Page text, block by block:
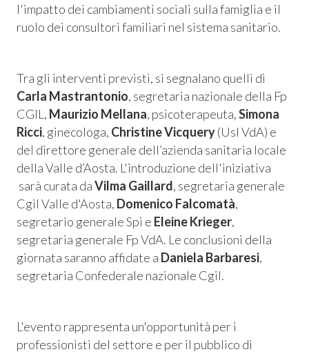
l'impatto dei cambiamenti sociali sulla famiglia e il
ruolo dei consultori familiari nel sistema sanitario.
Tra gli interventi previsti, si segnalano quelli di
Carla Mastrantonio, segretaria nazionale della Fp
CGIL, Maurizio Mellana, psicoterapeuta,Simona
Ricci, ginecologa, Christine Vicquery(Usl VdA) e
del direttore generale dell’azienda sanitaria locale
della Valle d’Aosta. L'introduzione dell'iniziativa
sarà curata daVilma Gaillard, segretaria generale
Cgil Valle d'Aosta, Domenico Falcomatà,
segretario generale Spi e Eleine Krieger,
segretaria generale Fp VdA. Le conclusioni della
giornata saranno affidate a Daniela Barbaresi,
segretaria Confederale nazionale Cgil.
L'evento rappresenta un'opportunità per i
professionisti del settore e per il pubblico di